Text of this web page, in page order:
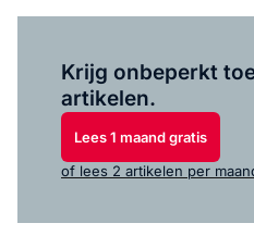
Krijg onbeperkt
artikelen.
Lees 1 maand gratis
of lees 2 artikelen per